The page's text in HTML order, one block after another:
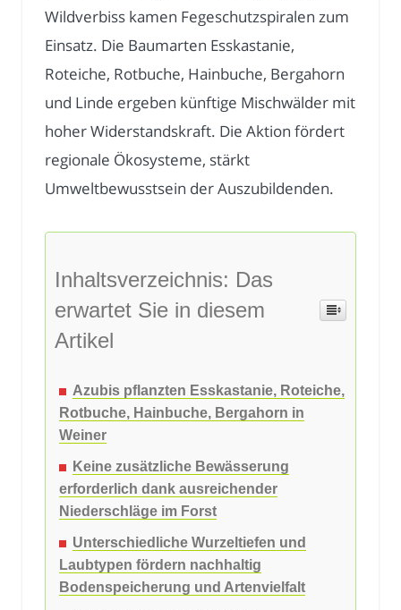
Wildverbiss kamen Fegeschutzspiralen zum
Einsatz. Die Baumarten Esskastanie,
Roteiche, Rotbuche, Hainbuche, Bergahorn
und Linde ergeben künftige Mischwälder mit
hoher Widerstandskraft. Die Aktion fördert
regionale Ökosysteme, stärkt
Umweltbewusstsein der Auszubildenden.
Inhaltsverzeichnis: Das
erwartet Sie in diesem
Artikel
Azubis pflanzten Esskastanie, Roteiche,
Rotbuche, Hainbuche, Bergahorn in
Weiner
Keine zusätzliche Bewässerung
erforderlich dank ausreichender
Niederschläge im Forst
Unterschiedliche Wurzeltiefen und
Laubtypen fördern nachhaltig
Bodenspeicherung und Artenvielfalt